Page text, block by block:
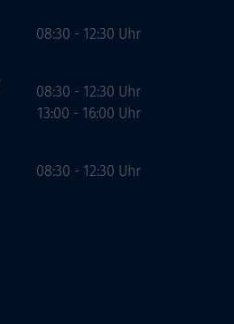
08:30 - 12:30 Uhr
08:30 - 12:30 Uhr
13:00 - 16:00 Uhr
08:30 - 12:30 Uhr